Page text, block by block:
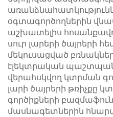
օգտագործողներին
աշխատելիս
սուր լարերի ծայրերի
մեկուսացված
էլեկտրական
վերահսկվող կտրման
լարի ծայրերի թռիչքը
գործիքների
մասնագետներին